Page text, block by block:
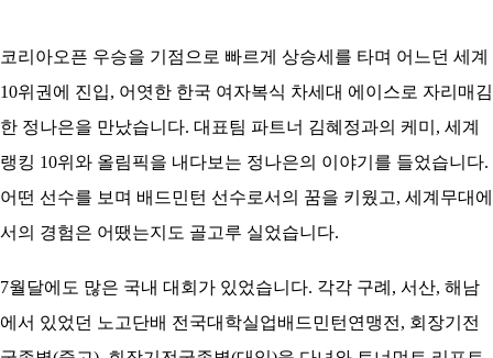
코리아오픈 우승을 기점으로 빠르게 상승세를 타며 어느던 세계
10위권에 진입, 어엿한 한국 여자복식 차세대 에이스로 자리매김
한 정나은을 만났습니다. 대표팀 파트너 김혜정과의 케미, 세계
랭킹 10위와 올림픽을 내다보는 정나은의 이야기를 들었습니다.
어떤 선수를 보며 배드민턴 선수로서의 꿈을 키웠고, 세계무대에
서의 경험은 어땠는지도 골고루 실었습니다.
7월달에도 많은 국내 대회가 있었습니다. 각각 구례, 서산, 해남
에서 있었던 노고단배 전국대학실업배드민턴연맹전, 회장기전